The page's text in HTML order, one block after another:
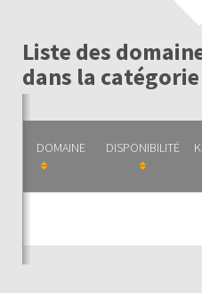
Liste des
dans la
DOMAINE DISPONIBILITÉ